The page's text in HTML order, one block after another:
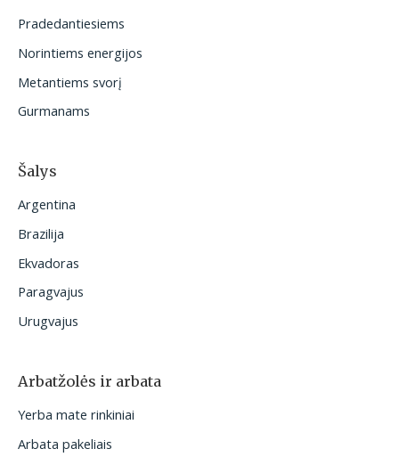
:
Pradedantiesiems
Norintiems energijos
Metantiems svorį
Gurmanams
Šalys
Argentina
Brazilija
Ekvadoras
Paragvajus
Urugvajus
Arbatžolės ir arbata
Yerba mate rinkiniai
Arbata pakeliais